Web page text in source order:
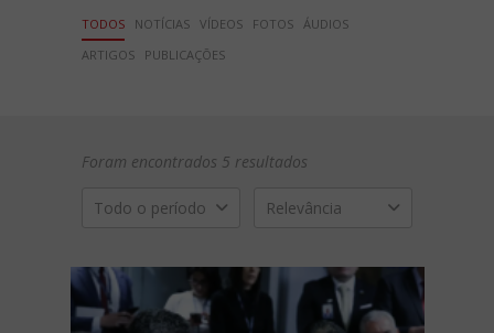
TODOS NOTÍCIAS VÍDEOS FOTOS ÁUDIOS
ARTIGOS
PUBLICAÇÕES
Foram encontrados 5 resultados
Todo o período Relevância